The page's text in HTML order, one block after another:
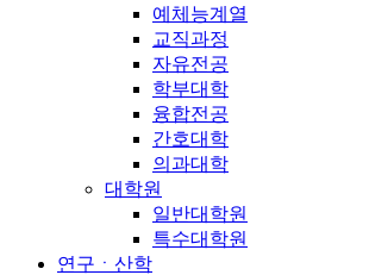
예체능계열
교직과정
자유전공
학부대학
융합전공
간호대학
의과대학
대학원
일반대학원
특수대학원
연구ㆍ산학